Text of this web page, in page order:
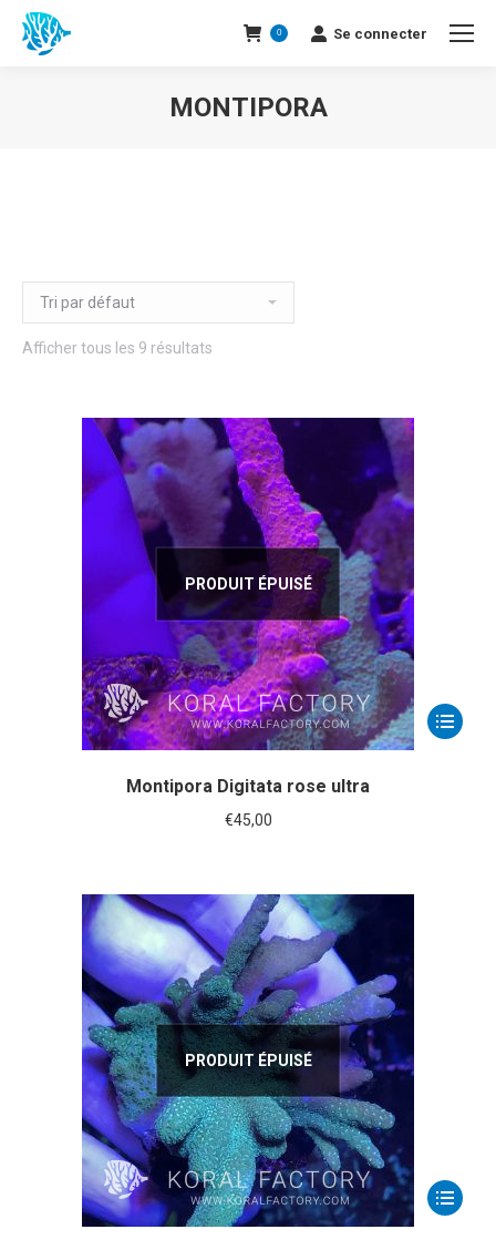
0 Se connecter
MONTIPORA
Afficher tous les 9 résultats
PRODUIT ÉPUISÉ
Montipora Digitata rose ultra
€45,00
PRODUIT ÉPUISÉ